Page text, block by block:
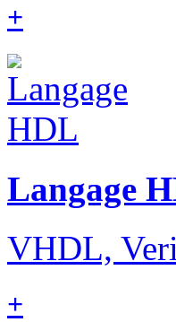
+
Langage
VHDL,
+